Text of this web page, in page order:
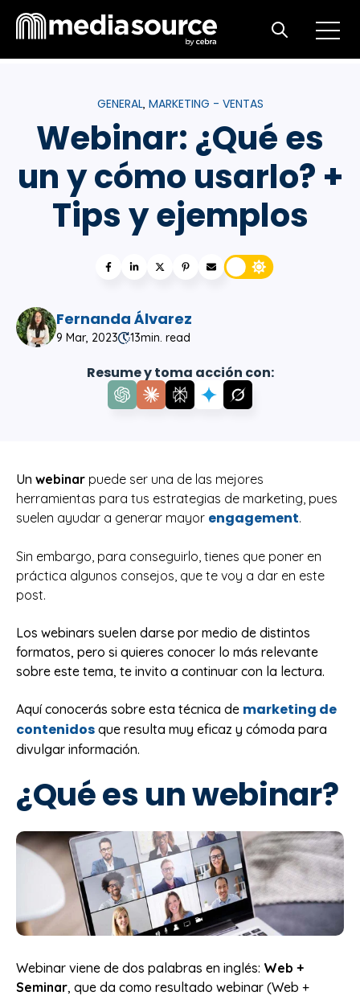
Open
Open search
GENERAL, MARKETING - VENTAS
Webinar: ¿Qué es
un y cómo usarlo? +
Tips y ejemplos
Fernanda Álvarez
9 Mar, 2023 13min. read
Resume y toma acción con:
Un webinar puede ser una de las mejores
herramientas para tus estrategias de marketing, pues
suelen ayudar a generar mayor engagement.
Sin embargo, para conseguirlo, tienes que poner en
práctica algunos consejos, que te voy a dar en este
post.
Los webinars suelen darse por medio de distintos
formatos, pero si quieres conocer lo más relevante
sobre este tema, te invito a continuar con la lectura.
Aquí conocerás sobre esta técnica de marketing de
contenidos que resulta muy eficaz y cómoda para
divulgar información.
¿Qué es un webinar?
Webinar viene de dos palabras en inglés: Web +
Seminar, que da como resultado webinar (Web +